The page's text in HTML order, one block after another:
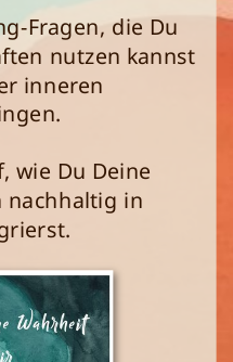
Fragen, die Du
nutzen kannst
inneren
wie Du Deine
nachhaltig in